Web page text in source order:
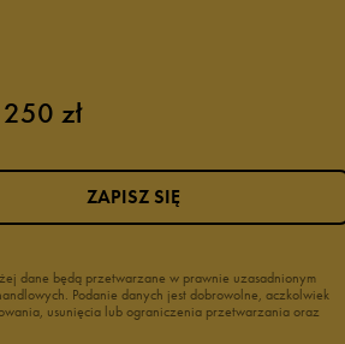
zł
dane będą przetwarzane w prawnie uzasadnionym
Podanie danych jest dobrowolne, aczkolwiek
usunięcia lub ograniczenia przetwarzania oraz
ZAPISZ SIĘ